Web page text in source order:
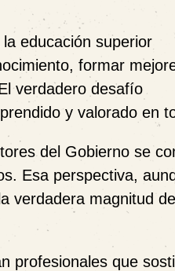
educación superior
formar
verdadero desafío
y valorado en
del Gobierno se
Esa perspectiva,
verdadera magnitud
profesionales que